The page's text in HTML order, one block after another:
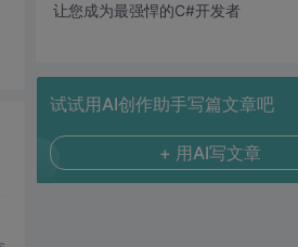
让您成为最强悍的C#开发者
试试用AI创作助手写篇文章吧
+ 用AI写文章